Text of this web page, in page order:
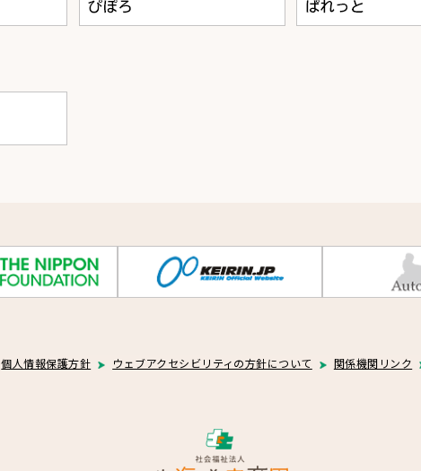
個人情報保護方針 ウェブアクセシビリティの方針について 関係機関リンク